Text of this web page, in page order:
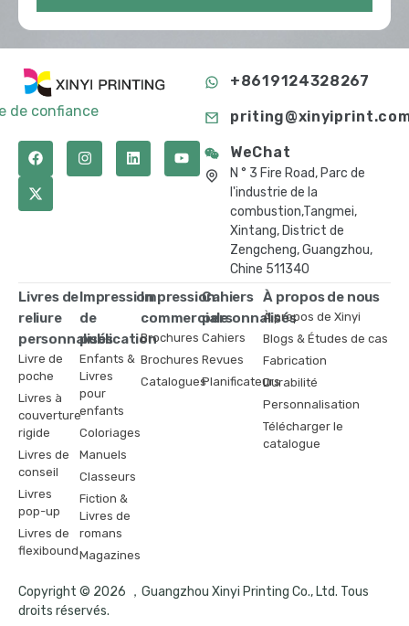
de confiance
+8619124328267
WeChat
N ° 3 Fire Road, Parc de
l'industrie de la
combustion,Tangmei,
Xintang, District de
Zengcheng, Guangzhou,
Chine 511340
Livres de
reliure
personnalisés
Livre de
poche
Livres à
couverture
rigide
Livres de
conseil
Livres
pop-up
Livres de
flexibound
Impression
de
publication
Enfants &
Livres
pour
enfants
Coloriages
Manuels
Classeurs
Fiction &
Livres de
romans
Magazines
Impression
commerciale
Brochures
Brochures
Catalogues
Cahiers
personnalisés
Cahiers
Revues
Planificateurs
À propos de nous
À propos de Xinyi
Blogs & Études de cas
Fabrication
Durabilité
Personnalisation
Télécharger le
catalogue
Copyright © 2026 ，Guangzhou Xinyi Printing Co., Ltd. Tous
droits réservés.